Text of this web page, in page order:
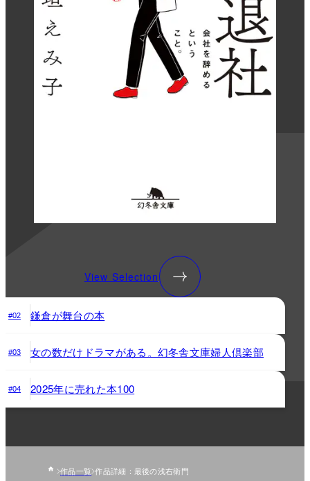
View Selection
#02 鎌倉が舞台の本
#03 女の数だけドラマがある。幻冬舎文庫婦人倶楽部
#04 2025年に売れた本100
作品一覧 作品詳細：最後の浅右衛門